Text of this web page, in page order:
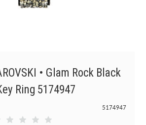
• Glam Rock Black
Ring 5174947
5174947